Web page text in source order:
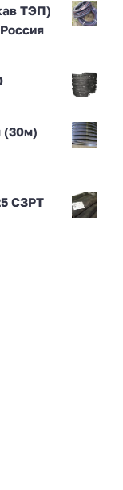
ТЭП)
(30м)
СЗРТ